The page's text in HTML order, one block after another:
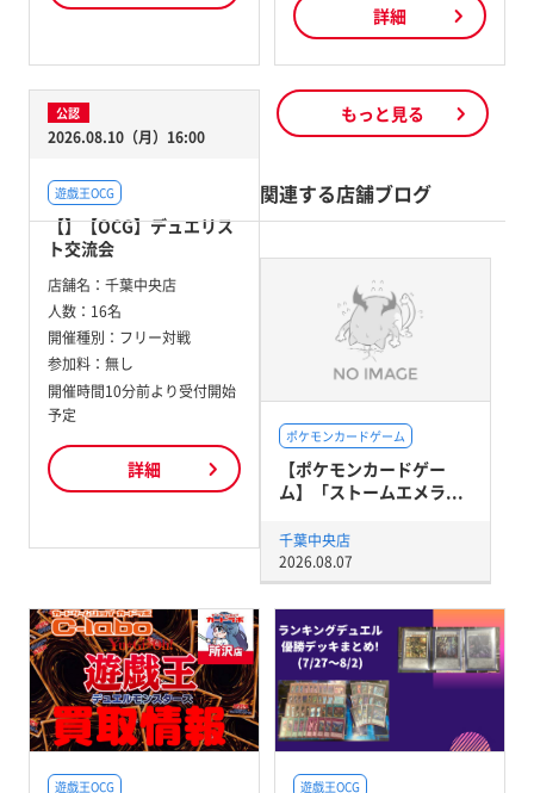
詳細
公認
2026.08.10（月）16:00
遊戯王OCG
【】【OCG】デュエリス
ト交流会
店舗名： 千葉中央店
人数： 16名
開催種別： フリー対戦
参加料： 無し
開催時間10分前より受付開始
予定
詳細
もっと見る
関連する店舗ブログ
ポケモンカードゲーム
【ポケモンカードゲー
ム】「ストームエメラ...
千葉中央店
2026.08.07
遊戯王OCG
遊戯王OCG